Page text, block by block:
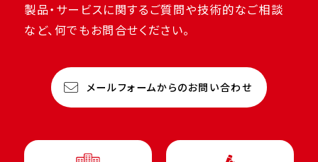
製品・サービスに関するご質問や技術的なご相談
など、何でもお問合せください。
メールフォームからのお問い合わせ